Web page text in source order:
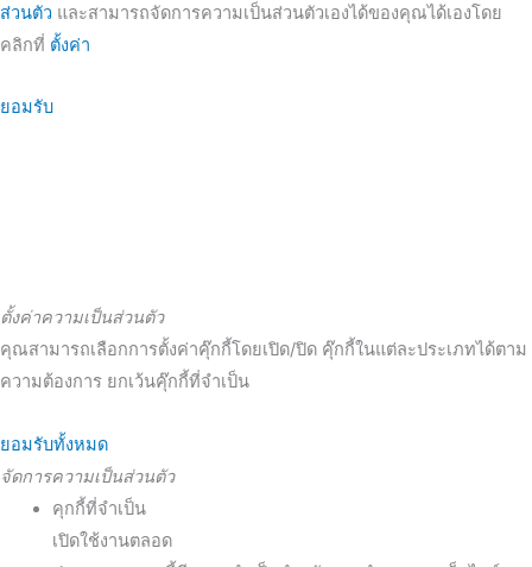
ส่วนตัว และสามารถจัดการความเป็นส่วนตัวเองได้ของคุณได้เองโดย
คลิกที่ ตั้งค่า
ยอมรับ
ตั้งค่าความเป็นส่วนตัว
คุณสามารถเลือกการตั้งค่าคุ๊กกี้โดยเปิด/ปิด คุ๊กกี้ในแต่ละประเภทได้ตาม
ความต้องการ ยกเว้นคุ๊กกี้ที่จำเป็น
ยอมรับทั้งหมด
จัดการความเป็นส่วนตัว
คุกกี้ที่จำเป็น
เปิดใช้งานตลอด